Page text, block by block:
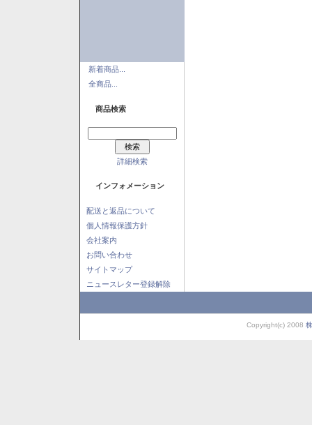
新着商品...
全商品...
商品検索
詳細検索
インフォメーション
配送と返品について
個人情報保護方針
会社案内
お問い合わせ
サイトマップ
ニュースレター登録解除
Copyright(c) 2008